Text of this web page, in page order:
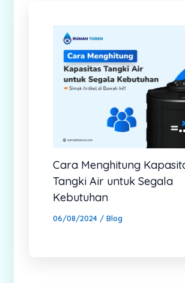
Cara Menghitung
Tangki Air untuk Segala
Kebutuhan
06/08/2024 / Blog